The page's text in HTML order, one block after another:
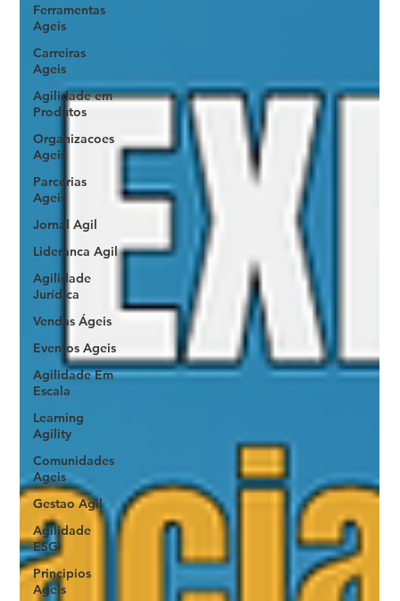
Ferramentas
Ageis
Carreiras
Ageis
Agilidade em
Produtos
Organizacoes
Ageis
Parcerias
Ageis
Jornal Agil
Lideranca Agil
Agilidade
Jurídica
Vendas Ágeis
Eventos Ageis
Agilidade Em
Escala
Learning
Agility
Comunidades
Ageis
Gestao Agil
Agilidade
ESG
Principios
Ageis